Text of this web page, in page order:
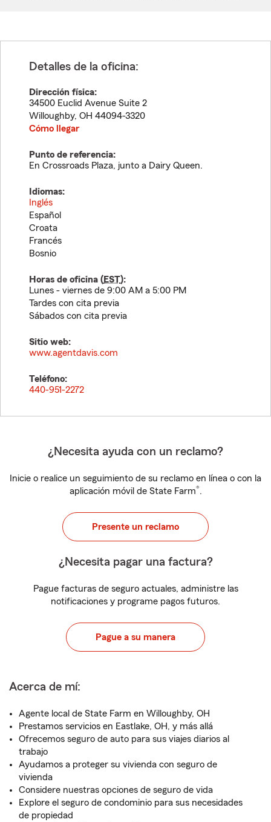
Detalles de la oficina:
Dirección física:
34500 Euclid Avenue Suite 2
Willoughby, OH 44094-3320
Cómo llegar
Punto de referencia:
En Crossroads Plaza, junto a Dairy Queen.
Idiomas:
Inglés
Español
Croata
Francés
Bosnio
Horas de oficina (EST):
Lunes - viernes de 9:00 AM a 5:00 PM
Tardes con cita previa
Sábados con cita previa
Sitio web:
www.agentdavis.com
Teléfono:
440-951-2272
¿Necesita ayuda con un reclamo?
Inicie o realice un seguimiento de su reclamo en línea o con la
aplicación móvil de State Farm®.
Presente un reclamo
¿Necesita pagar una factura?
Pague facturas de seguro actuales, administre las
notificaciones y programe pagos futuros.
Pague a su manera
Acerca de mí:
Agente local de State Farm en Willoughby, OH
Prestamos servicios en Eastlake, OH, y más allá
Ofrecemos seguro de auto para sus viajes diarios al
trabajo
Ayudamos a proteger su vivienda con seguro de
vivienda
Considere nuestras opciones de seguro de vida
Explore el seguro de condominio para sus necesidades
de propiedad